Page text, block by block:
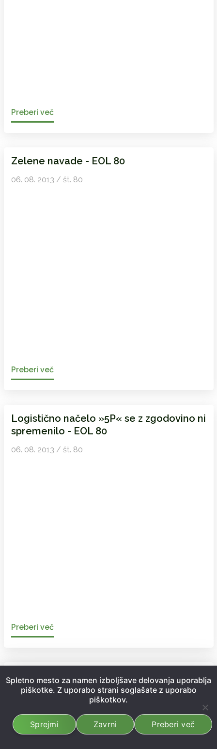
Preberi več
Zelene navade - EOL 80
06. 08. 2013 / št. 80
Preberi več
Logistično načelo »5P« se z zgodovino ni
spremenilo - EOL 80
06. 08. 2013 / št. 80
Preberi več
Mednarodna konferenca o logistiki in
trajnostnem transportu - EOL 80
Spletno mesto za namen izboljšave delovanja uporablja
piškotke. Z uporabo strani soglašate z uporabo
piškotkov.
Sprejmi Zavrni Preberi več